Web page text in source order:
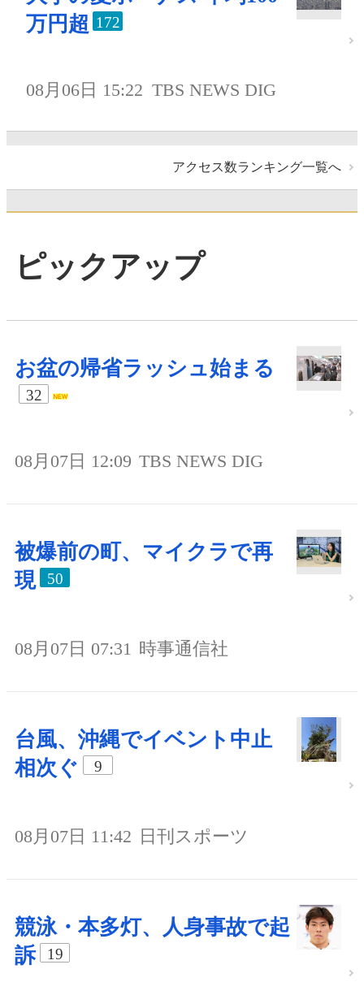
万円超 172
08月06日 15:22 TBS NEWS DIG
アクセス数ランキング一覧へ
ピックアップ
お盆の帰省ラッシュ始まる
32
08月07日 12:09 TBS NEWS DIG
被爆前の町、マイクラで再
現
50
08月07日 07:31 時事通信社
台風、沖縄でイベント中止
相次ぐ
9
08月07日 11:42 日刊スポーツ
競泳・本多灯、人身事故で起
訴
19